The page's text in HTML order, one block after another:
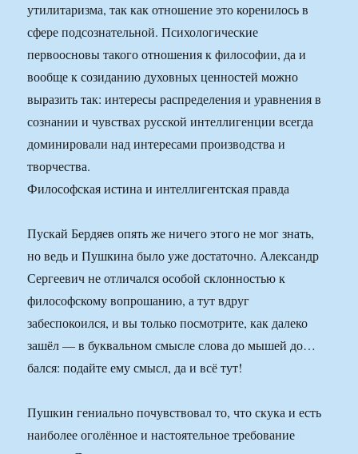
утилитаризма, так как отношение это коренилось в
сфере подсознательной. Психологические
первоосновы такого отношения к философии, да и
вообще к созиданию духовных ценностей можно
выразить так: интересы распределения и уравнения в
сознании и чувствах русской интеллигенции всегда
доминировали над интересами производства и
творчества.
Философская истина и интеллигентская правда
Пускай Бердяев опять же ничего этого не мог знать,
но ведь и Пушкина было уже достаточно. Александр
Сергеевич не отличался особой склонностью к
философскому вопрошанию, а тут вдруг
забеспокоился, и вы только посмотрите, как далеко
зашёл — в буквальном смысле слова до мышей до…
бался: подайте ему смысл, да и всё тут!
Пушкин гениально почувствовал то, что скука и есть
наиболее оголённое и настоятельное требование